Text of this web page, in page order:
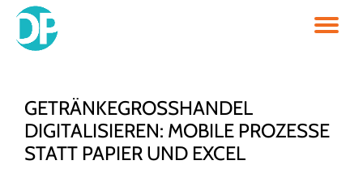
Skip
GETRÄNKEGROSSHANDEL D
IGITALISIEREN: MOBILE PROZESSE S
TATT PAPIER UND EXCEL